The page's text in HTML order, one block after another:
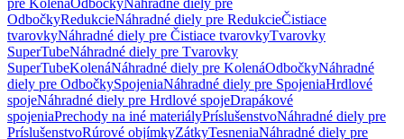
pre KolenáOdbočkyNáhradné diely pre
OdbočkyRedukcieNáhradné diely pre RedukcieČistiace
tvarovkyNáhradné diely pre Čistiace tvarovkyTvarovky
SuperTubeNáhradné diely pre Tvarovky
SuperTubeKolenáNáhradné diely pre KolenáOdbočkyNáhradné
diely pre OdbočkySpojeniaNáhradné diely pre SpojeniaHrdlové
spojeNáhradné diely pre Hrdlové spojeDrapákové
spojeniaPrechody na iné materiályPríslušenstvoNáhradné diely pre
PríslušenstvoRúrové objímkyZátkyTesneniaNáhradné diely pre